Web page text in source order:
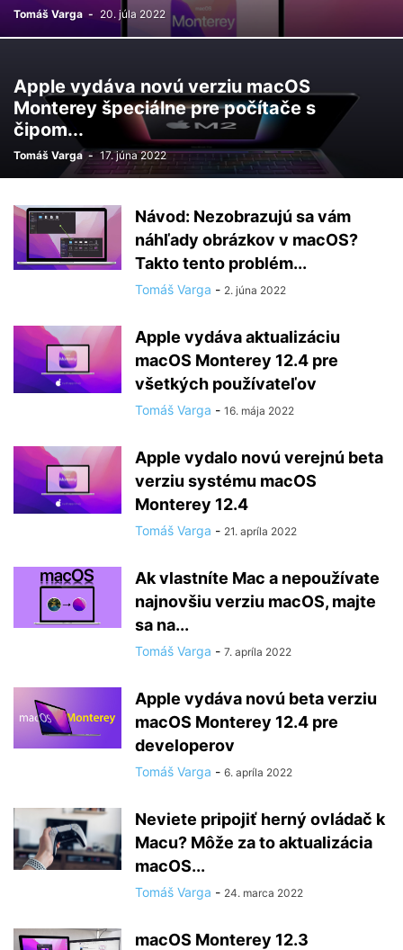
Tomáš Varga - 20. júla 2022
Apple vydáva novú verziu macOS
Monterey špeciálne pre počítače s
čipom...
Tomáš Varga - 17. júna 2022
Návod: Nezobrazujú sa vám
náhľady obrázkov v macOS?
Takto tento problém...
Tomáš Varga - 2. júna 2022
Apple vydáva aktualizáciu
macOS Monterey 12.4 pre
všetkých používateľov
Tomáš Varga - 16. mája 2022
Apple vydalo novú verejnú beta
verziu systému macOS
Monterey 12.4
Tomáš Varga - 21. apríla 2022
Ak vlastníte Mac a nepoužívate
najnovšiu verziu macOS, majte
sa na...
Tomáš Varga - 7. apríla 2022
Apple vydáva novú beta verziu
macOS Monterey 12.4 pre
developerov
Tomáš Varga - 6. apríla 2022
Neviete pripojiť herný ovládač k
Macu? Môže za to aktualizácia
macOS...
Tomáš Varga - 24. marca 2022
macOS Monterey 12.3